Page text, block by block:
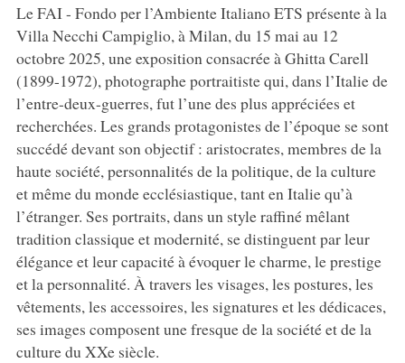
Le FAI - Fondo per l’Ambiente Italiano ETS présente à la
Villa Necchi Campiglio, à Milan, du 15 mai au 12
octobre 2025, une exposition consacrée à Ghitta Carell
(1899-1972), photographe portraitiste qui, dans l’Italie de
l’entre-deux-guerres, fut l’une des plus appréciées et
recherchées. Les grands protagonistes de l’époque se sont
succédé devant son objectif : aristocrates, membres de la
haute société, personnalités de la politique, de la culture
et même du monde ecclésiastique, tant en Italie qu’à
l’étranger. Ses portraits, dans un style raffiné mêlant
tradition classique et modernité, se distinguent par leur
élégance et leur capacité à évoquer le charme, le prestige
et la personnalité. À travers les visages, les postures, les
vêtements, les accessoires, les signatures et les dédicaces,
ses images composent une fresque de la société et de la
culture du XXe siècle.